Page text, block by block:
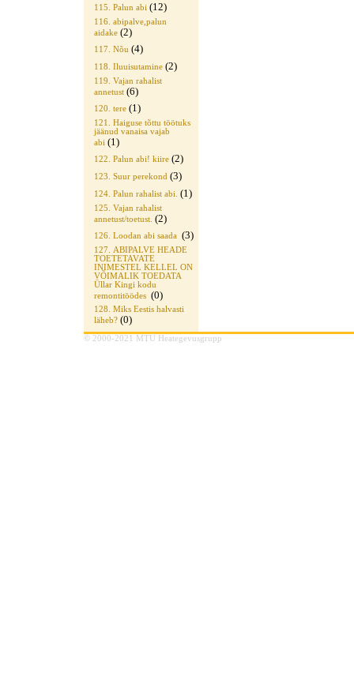
115. Palun abi (12)
116. abipalve,palun
aidake (2)
117. Nõu (4)
118. Iluuisutamine (2)
119. Vajan rahalist
annetust (6)
120. tere (1)
121. Haiguse tõttu töötuks
jäänud vanaisa vajab
abi (1)
122. Palun abi! kiire (2)
123. Suur perekond (3)
124. Palun rahalist abi. (1)
125. Vajan rahalist
annetust/toetust. (2)
126. Loodan abi saada (3)
127. ABIPALVE HEADE
TOETETAVATE
INIMESTEL KELLEL ON
VÕIMALIK TOEDATA
Üllar Kingi kodu
remontitöödes (0)
128. Miks Eestis halvasti
läheb? (0)
© 2000-2021 MTÜ Heategevusgrupp